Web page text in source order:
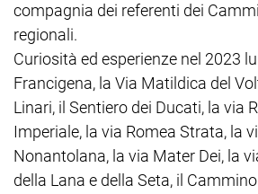
compagnia dei referenti dei
regionali.
Curiosità ed esperienze nel 2023
Francigena, la Via Matildica del
Linari, il Sentiero dei Ducati, la via
Imperiale, la via Romea Strata, la
Nonantolana, la via Mater Dei, la
della Lana e della Seta, il